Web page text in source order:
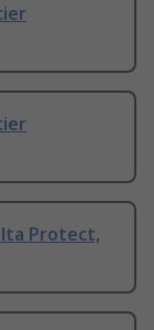
Protect,